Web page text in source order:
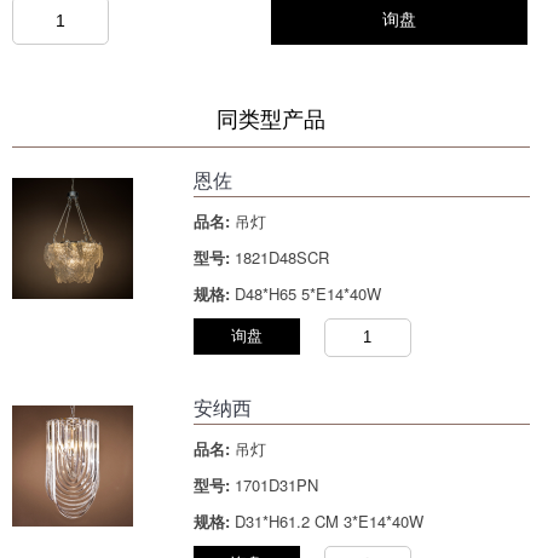
询盘
同类型产品
恩佐
品名:吊灯
型号:1821D48SCR
规格:D48*H65 5*E14*40W
询盘
安纳西
品名:吊灯
型号:1701D31PN
规格:D31*H61.2 CM 3*E14*40W